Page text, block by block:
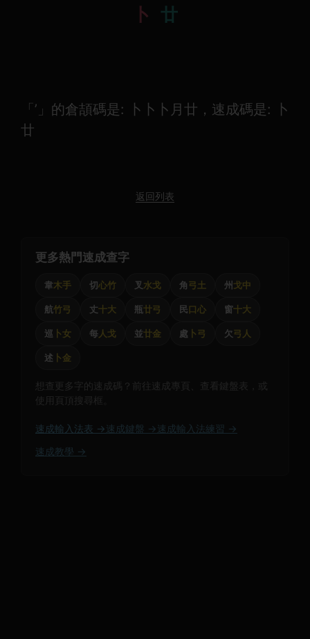
卜 廿
「’」的倉頡碼是: 卜卜卜月廿，速成碼是: 卜
廿
返回列表
更多熱門速成查字
韋木手 切心竹 叉 水戈 角弓土 州 戈中
航竹弓 丈十大 瓶廿弓 民口心 窗十大
巡 卜女 每人戈 並廿金 處 卜弓 欠弓人
述 卜金
想查更多字的速成碼？前往速成專頁、查看鍵盤表，或
使用頁頂搜尋框。
速成輸入法表 → 速成鍵盤 → 速成輸入法練習 →
速成教學 →